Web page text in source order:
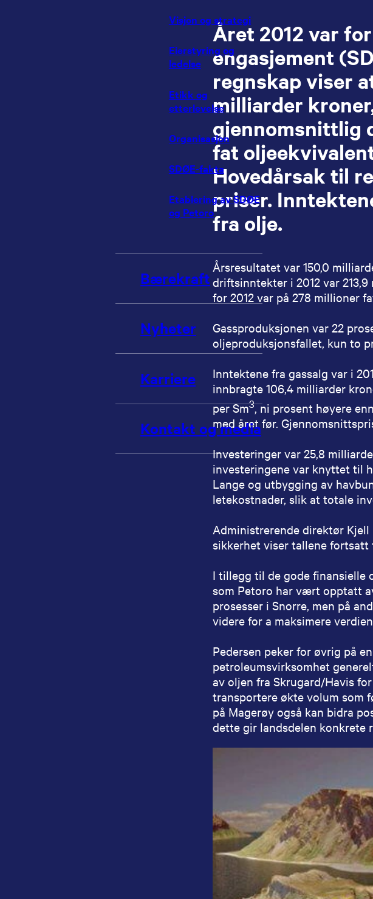
Visjon og strategi
Eierstyring og
ledelse
Etikk og
etterlevelse
Organisasjon
SDØE-fakta
Etablering av SDØE
og Petoro
Bærekraft
Nyheter
Karriere
Kontakt og media
Året 2012 var
engasjement
regnskap viser
milliarder
gjennomsnittlig
fat
Hovedårsak til
priser.
fra olje.
Årsresultatet var 150,0
driftsinntekter i 2012 var
for 2012 var på 278 millioner
Gassproduksjonen var 22
oljeproduksjonsfallet, kun to
Inntektene fra gassalg var i
innbragte 106,4 milliarder
per Sm3, ni prosent høyere
med året før.
Investeringer var 25,8
investeringene var knyttet til
Lange og utbygging av
letekostnader, slik at totale
Administrerende direktør Kjell
sikkerhet viser tallene
I tillegg til de gode finansielle
som Petoro har vært opptatt
prosesser i Snorre, men på
videre for a maksimere
Pedersen peker for øvrig på
petroleumsvirksomhet
av oljen fra Skrugard/Havis
transportere økte volum som
på Magerøy også kan bidra
dette gir landsdelen konkrete